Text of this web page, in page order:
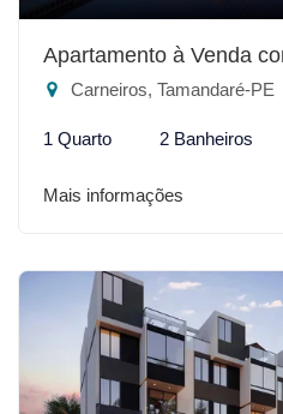
Apartamento à Venda
Carneiros, Tamandaré-PE
1 Quarto 2 Banheiros
Mais informações